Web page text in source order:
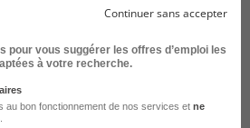
Continuer sans accepter
pour vous suggérer les offres d’emploi les
à votre recherche.
bon fonctionnement de nos services et ne